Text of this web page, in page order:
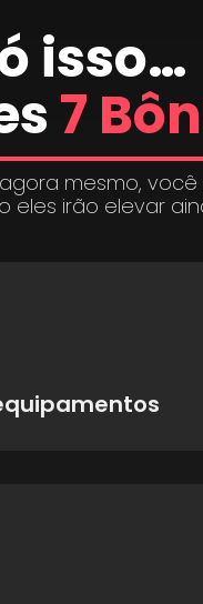
isso…
7
mesmo,
eles irão elevar